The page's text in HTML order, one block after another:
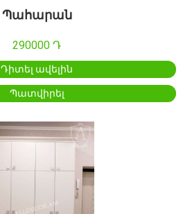
Պահարան
290000 Դ
Դիտել ավելին
Պատվիրել